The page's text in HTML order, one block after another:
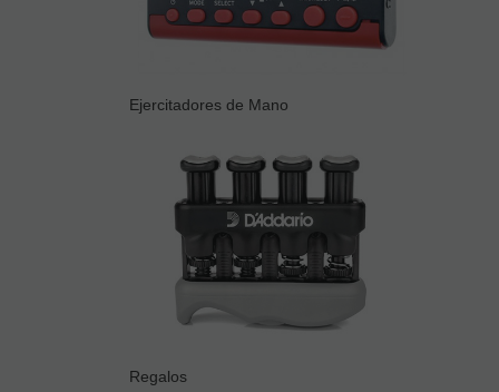
Ejercitadores de Mano
Regalos